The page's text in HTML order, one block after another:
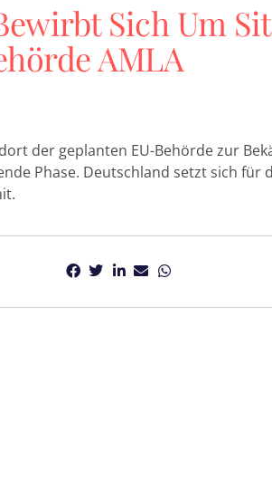
Sich Um
AMLA
der geplanten EU-Behörde zur
Phase. Deutschland setzt sich für